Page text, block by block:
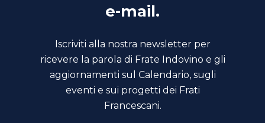
e-mail.
Iscriviti alla nostra newsletter per
ricevere la parola di Frate Indovino e gli
aggiornamenti sul Calendario, sugli
eventi e sui progetti dei Frati
Francescani.